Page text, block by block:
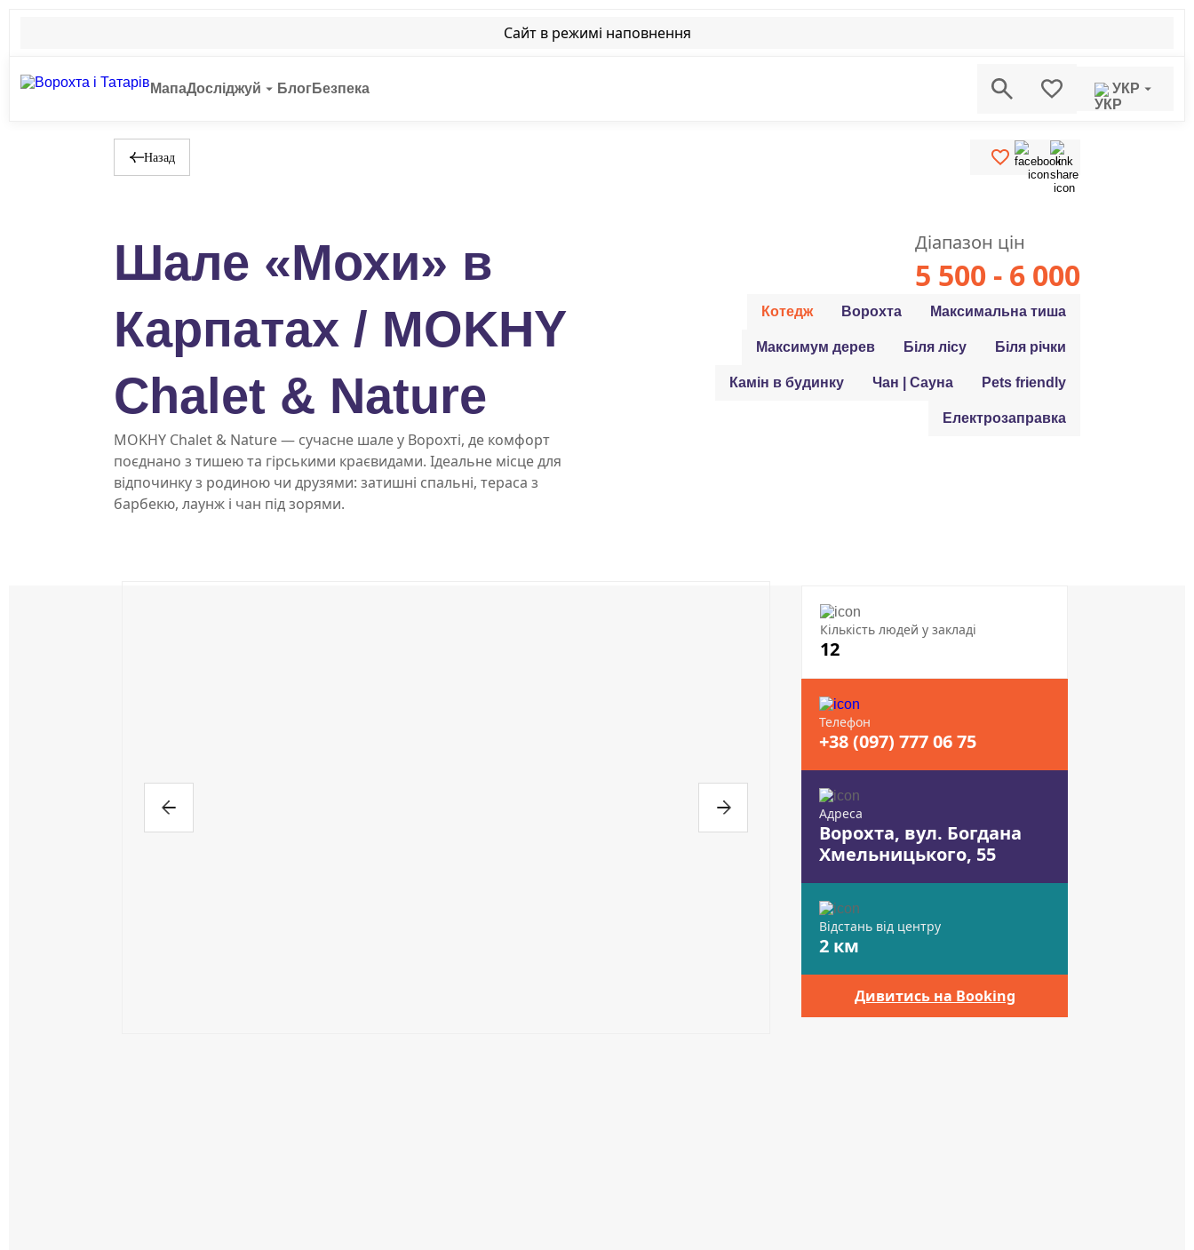
Сайт в режимі наповнення
МапаДосліджуй БлогБезпека УКР
Назад
Шале «Мохи» в
Карпатах / MOKHY
Chalet & Nature
MOKHY Chalet & Nature — сучасне шале у Ворохті, де комфорт
поєднано з тишею та гірськими краєвидами. Ідеальне місце для
відпочинку з родиною чи друзями: затишні спальні, тераса з
барбекю, лаунж і чан під зорями.
Діапазон цін
5 500 - 6 000
Котедж Ворохта Максимальна тиша
Максимум дерев Біля лісу Біля річки
Камін в будинку Чан | Сауна Pets friendly
Електрозаправка
Кількість людей у закладі
12
Телефон
+38 (097) 777 06 75
Адреса
Ворохта, вул. Богдана
Хмельницького, 55
Відстань від центру
2 км
Дивитись на Booking